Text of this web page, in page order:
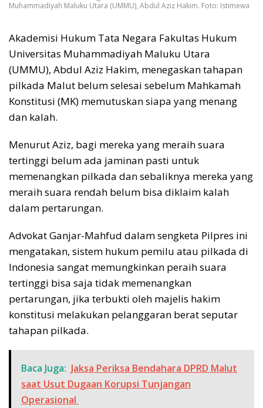
Muhammadiyah Maluku Utara (UMMU), Abdul Aziz Hakim. Foto: Istimewa
Akademisi Hukum Tata Negara Fakultas Hukum
Universitas Muhammadiyah Maluku Utara
(UMMU), Abdul Aziz Hakim, menegaskan tahapan
pilkada Malut belum selesai sebelum Mahkamah
Konstitusi (MK) memutuskan siapa yang menang
dan kalah.
Menurut Aziz, bagi mereka yang meraih suara
tertinggi belum ada jaminan pasti untuk
memenangkan pilkada dan sebaliknya mereka yang
meraih suara rendah belum bisa diklaim kalah
dalam pertarungan.
Advokat Ganjar-Mahfud dalam sengketa Pilpres ini
mengatakan, sistem hukum pemilu atau pilkada di
Indonesia sangat memungkinkan peraih suara
tertinggi bisa saja tidak memenangkan
pertarungan, jika terbukti oleh majelis hakim
konstitusi melakukan pelanggaran berat seputar
tahapan pilkada.
Baca Juga: Jaksa Periksa Bendahara DPRD Malut
saat Usut Dugaan Korupsi Tunjangan
Operasional